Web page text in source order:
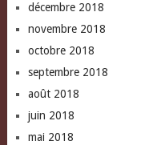
décembre 2018
novembre 2018
octobre 2018
septembre 2018
août 2018
juin 2018
mai 2018